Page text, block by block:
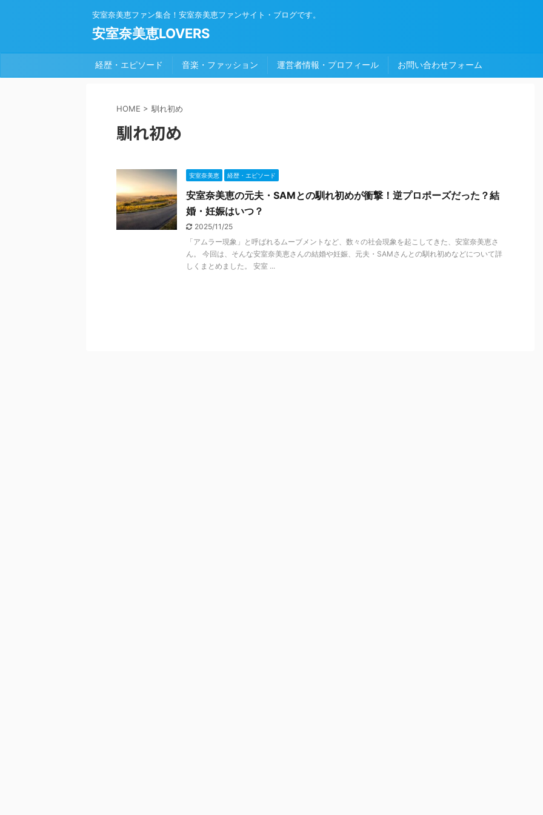
安室奈美恵ファン集合！安室奈美恵ファンサイト・ブログです。
安室奈美恵LOVERS
経歴・エピソード 音楽・ファッション 運営者情報・プロフィール お問い合わせフォーム
HOME > 馴れ初め
馴れ初め
安室奈美恵 経歴・エピソード
安室奈美恵の元夫・SAMとの馴れ初めが衝撃！逆プロポーズだった？結
婚・妊娠はいつ？
2025/11/25
「アムラー現象」と呼ばれるムーブメントなど、数々の社会現象を起こしてきた、安室奈美恵さ
ん。 今回は、そんな安室奈美恵さんの結婚や妊娠、元夫・SAMさんとの馴れ初めなどについて詳
しくまとめました。 安室 ...